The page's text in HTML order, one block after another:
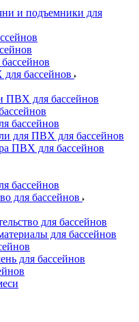
и подъемники для
бассейнов
ПВХ для бассейнов
бассейнов
для ПВХ для бассейнов
ПВХ для бассейнов
бассейнов
для бассейнов
для бассейнов
для бассейнов
для бассейнов